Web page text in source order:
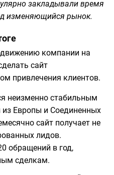
закладывали время
изменяющийся рынок.
компании на
сайт
привлечения клиентов.
неизменно стабильным
из Европы и Соединенных
сайт получает не
лидов.
обращений в год,
сделкам.